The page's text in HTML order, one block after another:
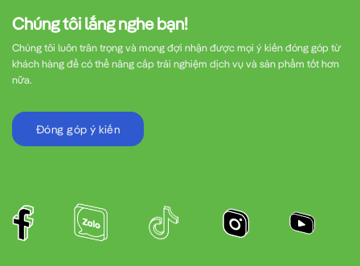
Chúng tôi lắng nghe bạn!
Chúng tôi luôn trân trọng và mong đợi nhận được mọi ý kiến đóng góp từ
khách hàng để có thể nâng cấp trải nghiệm dịch vụ và sản phẩm tốt hơn
nữa.
Đóng góp ý kiến